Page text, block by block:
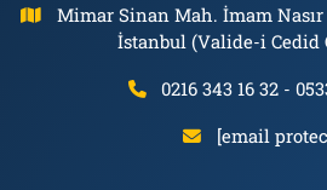
Mimar Sinan Mah. İmam Nasır
İstanbul (Valide-i Cedid
0216 343 16 32 -
[email